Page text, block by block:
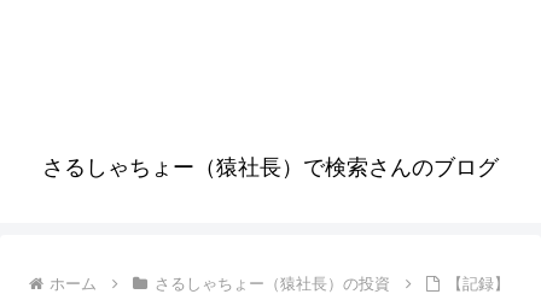
さるしゃちょー（猿社長）で検索さんのブログ
ホーム さるしゃちょー（猿社長）の投資
【記録】